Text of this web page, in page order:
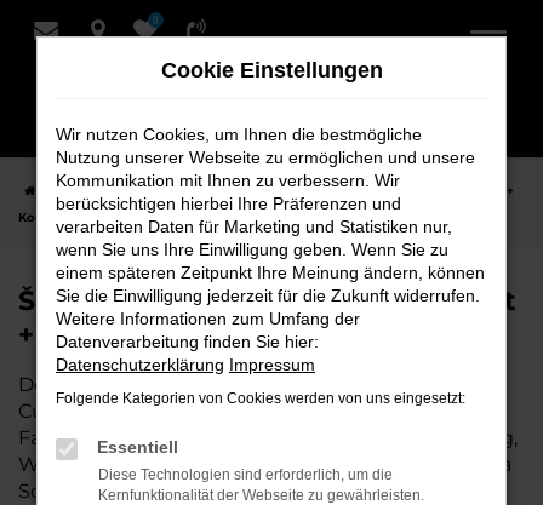
Zum
0
Startseite Cuxhaven Škoda
Škoda Scala Fahrzeuge bei Schmidt +
Koch für Cuxhaven
Škoda Scala Fahrzeuge bei Schmidt
+ Koch für Cuxhaven
Der Škoda Scala ist die perfekte Wahl für alle in
Cuxhaven, die ein zuverlässiges und modernes
Fahrzeug suchen. Ob für den täglichen Arbeitsweg,
Wochenendausflüge oder lange Reisen, der Škoda
Scala bietet Komfort, Effizienz und modernes
Cookie Einstellungen
Wir nutzen Cookies, um Ihnen die bestmögliche
Nutzung unserer Webseite zu ermöglichen und unsere
Kommunikation mit Ihnen zu verbessern. Wir
berücksichtigen hierbei Ihre Präferenzen und
verarbeiten Daten für Marketing und Statistiken nur,
wenn Sie uns Ihre Einwilligung geben. Wenn Sie zu
einem späteren Zeitpunkt Ihre Meinung ändern, können
Sie die Einwilligung jederzeit für die Zukunft widerrufen.
Weitere Informationen zum Umfang der
Datenverarbeitung finden Sie hier:
Datenschutzerklärung Impressum
Folgende Kategorien von Cookies werden von uns eingesetzt:
Essentiell
Diese Technologien sind erforderlich, um die
Kernfunktionalität der Webseite zu gewährleisten.